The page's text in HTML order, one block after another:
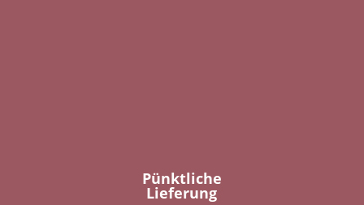
Pünktliche
Lieferung